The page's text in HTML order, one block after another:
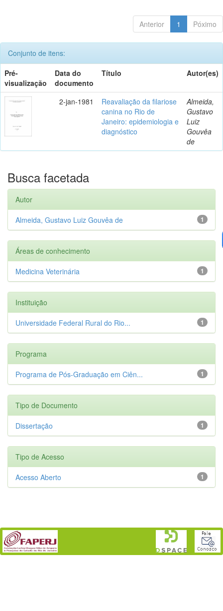
Anterior 1 Póximo
Conjunto de itens:
Pré-
visualização
Data do
documento
Título Autor(es)
2-jan-1981
Reavaliação da filariose
canina no Rio de
Janeiro: epidemiologia e
diagnóstico
Almeida,
Gustavo
Luiz
Gouvêa
de
Busca facetada
Autor
1
Almeida, Gustavo Luiz Gouvêa de
Áreas de conhecimento
1
Medicina Veterinária
Instituição
1
Universidade Federal Rural do Rio...
Programa
1
Programa de Pós-Graduação em Ciên...
Tipo de Documento
1
Dissertação
Tipo de Acesso
1
Acesso Aberto